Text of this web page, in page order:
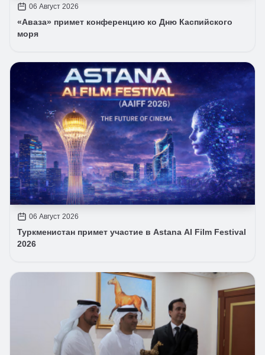
06 Август 2026
«Аваза» примет конференцию ко Дню Каспийского
моря
06 Август 2026
Туркменистан примет участие в Astana AI Film Festival
2026